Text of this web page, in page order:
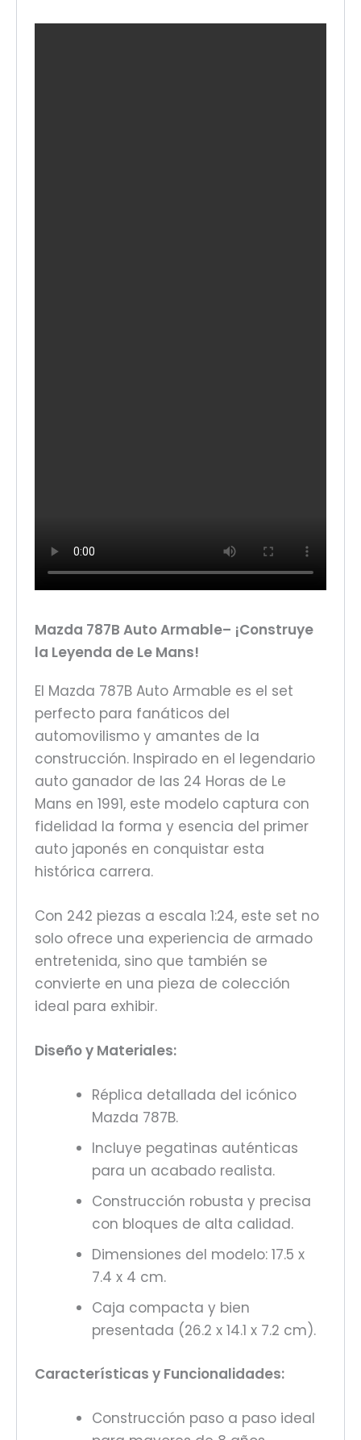
Mazda 787B Auto Armable– ¡Construye
la Leyenda de Le Mans!
El Mazda 787B Auto Armable es el set
perfecto para fanáticos del
automovilismo y amantes de la
construcción. Inspirado en el legendario
auto ganador de las 24 Horas de Le
Mans en 1991, este modelo captura con
fidelidad la forma y esencia del primer
auto japonés en conquistar esta
histórica carrera.
Con 242 piezas a escala 1:24, este set no
solo ofrece una experiencia de armado
entretenida, sino que también se
convierte en una pieza de colección
ideal para exhibir.
Diseño y Materiales:
Réplica detallada del icónico
Mazda 787B.
Incluye pegatinas auténticas
para un acabado realista.
Construcción robusta y precisa
con bloques de alta calidad.
Dimensiones del modelo: 17.5 x
7.4 x 4 cm.
Caja compacta y bien
presentada (26.2 x 14.1 x 7.2 cm).
Características y Funcionalidades:
Construcción paso a paso ideal